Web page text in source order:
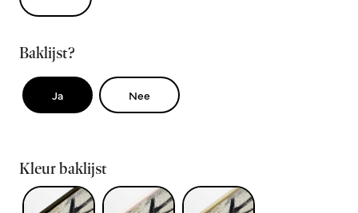
Baklijst?
Ja Nee
Kleur baklijst